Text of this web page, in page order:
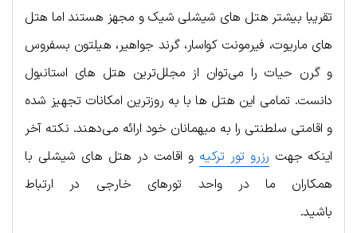
تقریبا بیشتر هتل های شیشلی شیک و مجهز هستند اما هتل
های ماریوت، فیرمونت کواسار، گرند جواهیر، هیلتون بسفروس
و گرن حیات را می‌توان از مجلل‌ترین هتل های استانبول
دانست. تمامی این هتل ها با به روزترین امکانات تجهیز شده
و اقامتی سلطنتی را به میهمانان خود ارائه می‌دهند. نکته آخر
اینکه جهت رزرو تور ترکیه و اقامت در هتل های شیشلی با
همکاران ما در واحد تورهای خارجی در ارتباط
باشید.